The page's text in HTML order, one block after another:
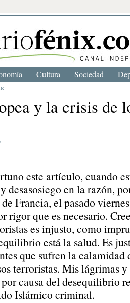
y la crisis de
este artículo, cuando
desasosiego en la razón,
Francia, el pasado
rigor que es necesario.
es injusto, como
está la salud. Es
que sufren la calamidad
terroristas. Mis lágrimas
causa del desequilibrio
Islámico criminal.
Cultura Sociedad